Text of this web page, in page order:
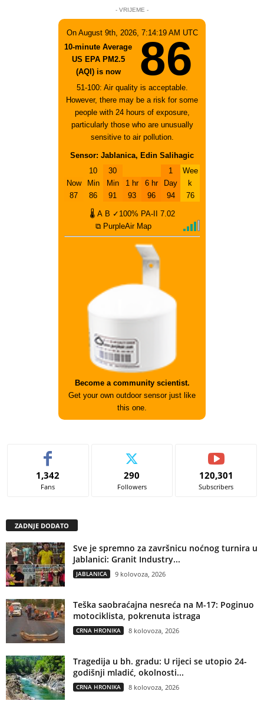
- VRIJEME -
On August 9th, 2026, 7:14:19 AM UTC
10-minute Average
US EPA PM2.5
(AQI) is now
86
51-100: Air quality is acceptable.
However, there may be a risk for some
people with 24 hours of exposure,
particularly those who are unusually
sensitive to air pollution.
Sensor: Jablanica, Edin Salihagic
Now
87
10
Min
86
30
Min
91
1 hr
93
6 hr
96
1
Day
94
Wee
k
76
🌡 A B ✓100% PA-II 7.02
⧉ PurpleAir Map
Become a community scientist.
Get your own outdoor sensor just like
this one.
1,342
Fans
290
Followers
120,301
Subscribers
ZADNJE DODATO
Sve je spremno za završnicu noćnog turnira u
Jablanici: Granit Industry...
JABLANICA 9 kolovoza, 2026
Teška saobraćajna nesreća na M-17: Poginuo
motociklista, pokrenuta istraga
CRNA HRONIKA 8 kolovoza, 2026
Tragedija u bh. gradu: U rijeci se utopio 24-
godišnji mladić, okolnosti...
CRNA HRONIKA 8 kolovoza, 2026